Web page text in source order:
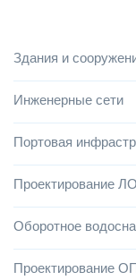
Здания и
Инженерные сети
Портовая
Проектирование
Оборотное
Проектирование